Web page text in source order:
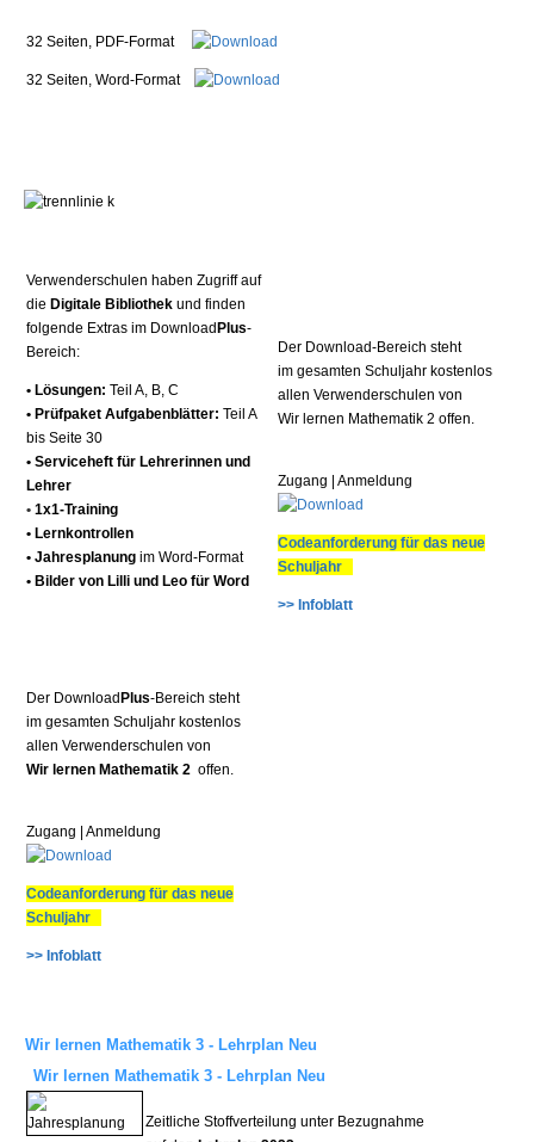
32 Seiten, PDF-Format
32 Seiten, Word-Format
Verwenderschulen haben Zugriff auf
die Digitale Bibliothek und finden
folgende Extras im Download Plus-
Bereich:
• Lösungen: Teil A, B, C
• Prüfpaket Aufgabenblätter: Teil A
bis Seite 30
• Serviceheft für Lehrerinnen und
Lehrer
• 1x1-Training
• Lernkontrollen
• Jahresplanung im Word-Format
• Bilder von Lilli und Leo für Word
Der Download-Bereich steht
im gesamten Schuljahr kostenlos
allen Verwenderschulen von
Wir lernen Mathematik 2 offen.
Zugang | Anmeldung
Codeanforderung für das neue
Schuljahr
>> Infoblatt
Der Download Plus-Bereich steht
im gesamten Schuljahr kostenlos
allen Verwenderschulen von
Wir lernen Mathematik 2 offen.
Zugang | Anmeldung
Codeanforderung für das neue
Schuljahr
>> Infoblatt
Wir lernen Mathematik 3 - Lehrplan Neu
Wir lernen Mathematik 3 - Lehrplan Neu
Zeitliche Stoffverteilung unter Bezugnahme